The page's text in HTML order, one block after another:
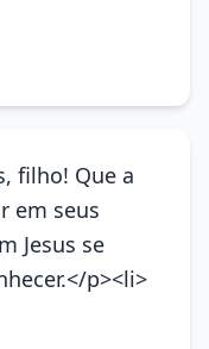
filho! Que a
em seus
Jesus se
p><li>